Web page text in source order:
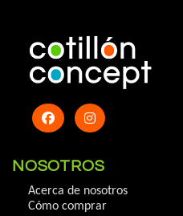
NOSOTROS
Acerca de nosotros
Cómo comprar